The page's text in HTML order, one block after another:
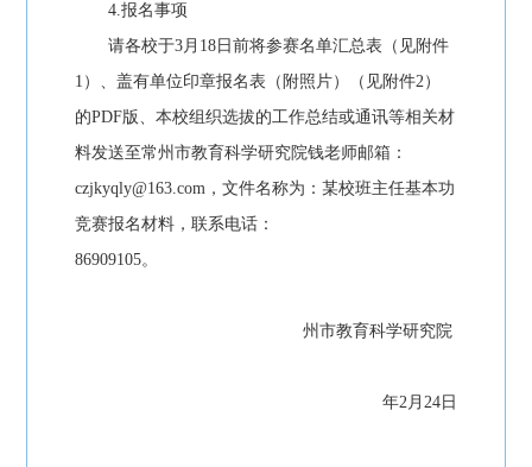
4.报名事项
请各校于3月18日前将参赛名单汇总表（见附件
1）、盖有单位印章报名表（附照片）（见附件2）
的PDF版、本校组织选拔的工作总结或通讯等相关材
料发送至常州市教育科学研究院钱老师邮箱：
czjkyqly@163.com，文件名称为：某校班主任基本功
竞赛报名材料，联系电话：
86909105。
州市教育科学研究院
年2月24日